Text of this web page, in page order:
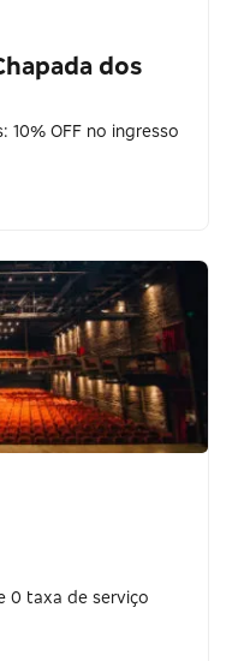
dos
10% OFF no ingresso
0 taxa de serviço